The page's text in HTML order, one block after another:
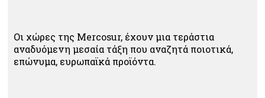
Οι χώρες της Mercosur, έχουν μια τεράστια
αναδυόμενη μεσαία τάξη που αναζητά ποιοτικά,
επώνυμα, ευρωπαϊκά προϊόντα.